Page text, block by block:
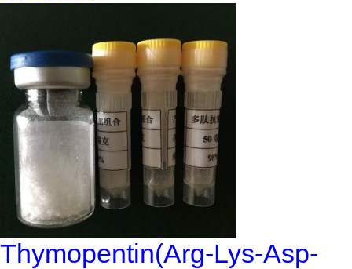
Thymopentin(Arg-Lys-Asp-